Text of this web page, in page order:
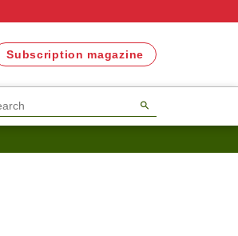
Subscription magazine